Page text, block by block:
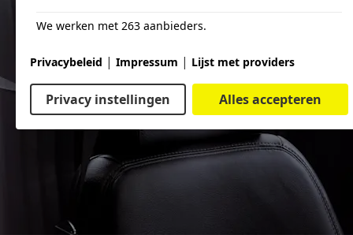
We werken met 263 aanbieders.
Privacybeleid | Impressum | Lijst met providers
Privacy instellingen Alles accepteren